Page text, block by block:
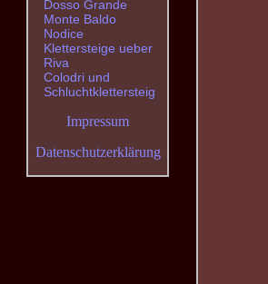
Dosso Grande
Monte Baldo
Nodice
Klettersteige ueber
Riva
Colodri und
Schluchtklettersteig
Impressum
Datenschutzerklärung